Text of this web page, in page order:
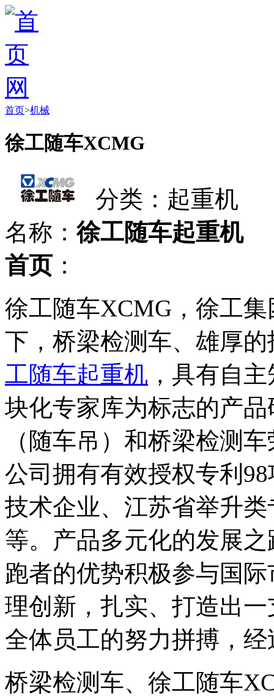
首页>机械
徐工随车XCMG
分类：起重机
名称：徐工随车起重机
首页 ：
徐工随车XCMG，徐工
下，桥梁检测车、雄厚
工随车起重机 ，具有自
块化专家库为标志的产
（随车吊）和桥梁检测
公司拥有有效授权专利
技术企业、江苏省举升
等。产品多元化的发展
跑者的优势积极参与国
理创新，扎实、打造出
全体员工的努力拼搏，
桥梁检测车、徐工随车